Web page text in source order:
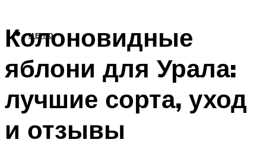
МЕНЮ
Колоновидные
яблони для Урала:
лучшие сорта, уход
и отзывы